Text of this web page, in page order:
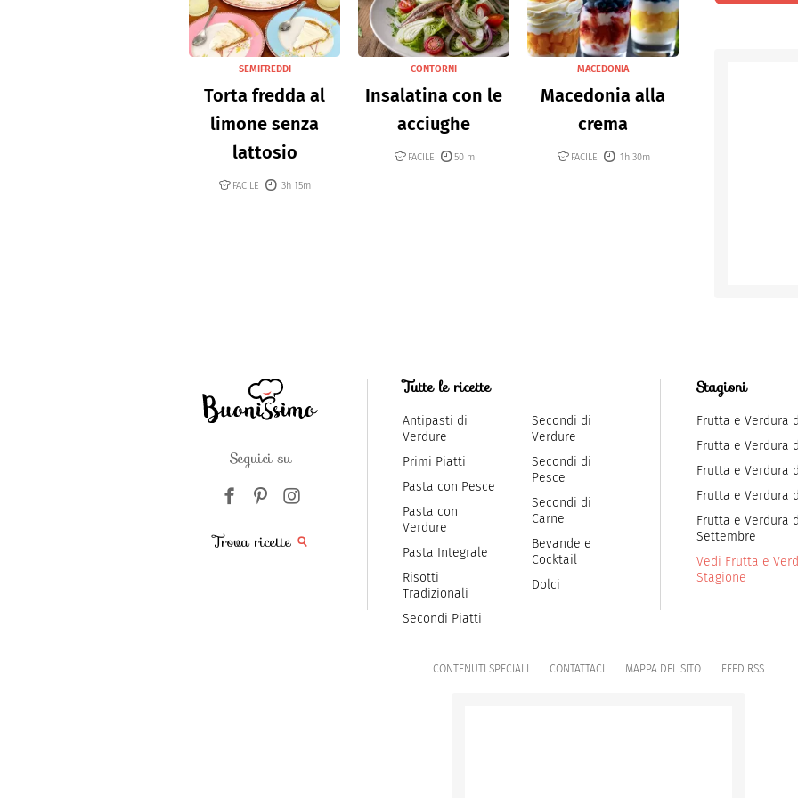
SEMIFREDDI
Torta fredda al
limone senza
lattosio
FACILE 3h 15m
CONTORNI
Insalatina con le
acciughe
FACILE 50 m
MACEDONIA
Macedonia alla
crema
FACILE 1h 30m
Seguici su
Trova ricette
Tutte le ricette
Antipasti di
Verdure
Primi Piatti
Pasta con Pesce
Pasta con
Verdure
Pasta Integrale
Risotti
Tradizionali
Secondi Piatti
Secondi di
Verdure
Secondi di
Pesce
Secondi di
Carne
Bevande e
Cocktail
Dolci
Stagioni
Frutta e Verdura
Frutta e Verdura
Frutta e Verdura
Frutta e Verdura
Frutta e Verdura
Settembre
Vedi Frutta e
Stagione
CONTENUTI SPECIALI CONTATTACI MAPPA DEL SITO FEED RSS